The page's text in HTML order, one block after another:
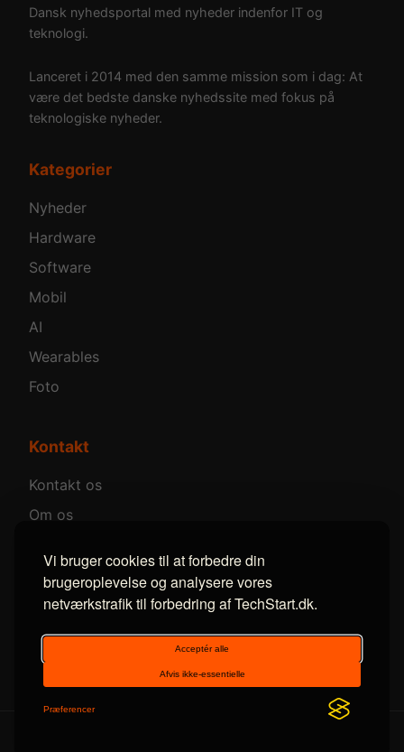
Vi bruger cookies til at forbedre din
brugeroplevelse og analysere vores
netværkstrafik til forbedring af TechStart.dk.
Dansk nyhedsportal med nyheder indenfor IT og
teknologi.
Lanceret i 2014 med den samme mission som i dag: At
være det bedste danske nyhedssite med fokus på
teknologiske nyheder.
Kategorier
Nyheder
Hardware
Software
Mobil
AI
Wearables
Foto
Kontakt
Kontakt os
Om os
Følg os
LinkedIn RSS